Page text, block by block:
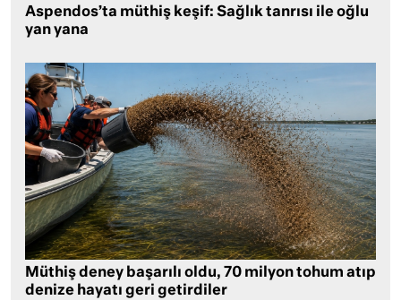
Aspendos’ta müthiş keşif: Sağlık tanrısı ile oğlu
yan yana
Müthiş deney başarılı oldu, 70 milyon tohum atıp
denize hayatı geri getirdiler